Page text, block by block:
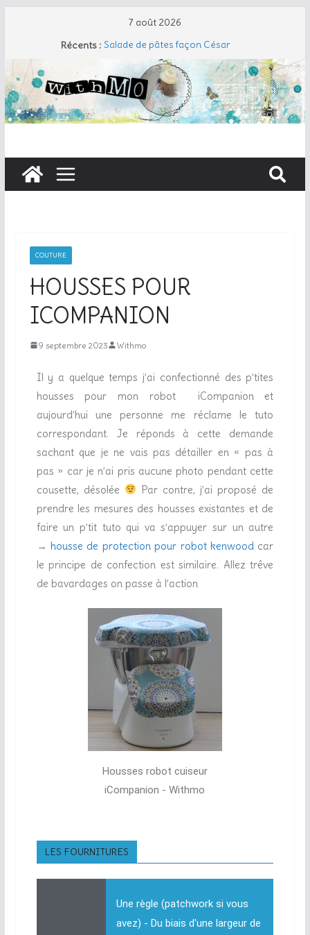
7 août 2026
Récents : Salade de pâtes façon César
Travers de porc et salade fraîche
Coudre un gant de toilette
Cherry Cobbler
Taboulé de chou-fleur
COUTURE
HOUSSES POUR
ICOMPANION
9 septembre 2023 Withmo
Il y a quelque temps j’ai confectionné des p’tites
housses pour mon robot iCompanion et
aujourd’hui une personne me réclame le tuto
correspondant. Je réponds à cette demande
sachant que je ne vais pas détailler en « pas à
pas » car je n’ai pris aucune photo pendant cette
cousette, désolée
Par contre, j’ai proposé de
prendre les mesures des housses existantes et de
faire un p’tit tuto qui va s’appuyer sur un autre
→housse de protection pour robot kenwoodcar
le principe de confection est similaire. Allez trêve
de bavardages on passe à l’action
Housses robot cuiseur
iCompanion - Withmo
LES FOURNITURES
Une règle (patchwork si vous
avez) - Du biais d'une largeur de